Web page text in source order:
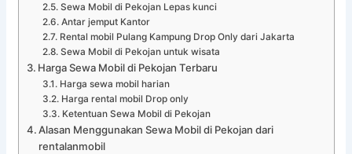
Sewa Mobil di Pekojan Lepas kunci
Antar jemput Kantor
Rental mobil Pulang Kampung Drop Only dari Jakarta
Sewa Mobil di Pekojan untuk wisata
Harga Sewa Mobil di Pekojan Terbaru
Harga sewa mobil harian
Harga rental mobil Drop only
Ketentuan Sewa Mobil di Pekojan
Alasan Menggunakan Sewa Mobil di Pekojan dari
rentalanmobil